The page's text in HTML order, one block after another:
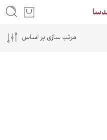
مرتب سازی بر اساس